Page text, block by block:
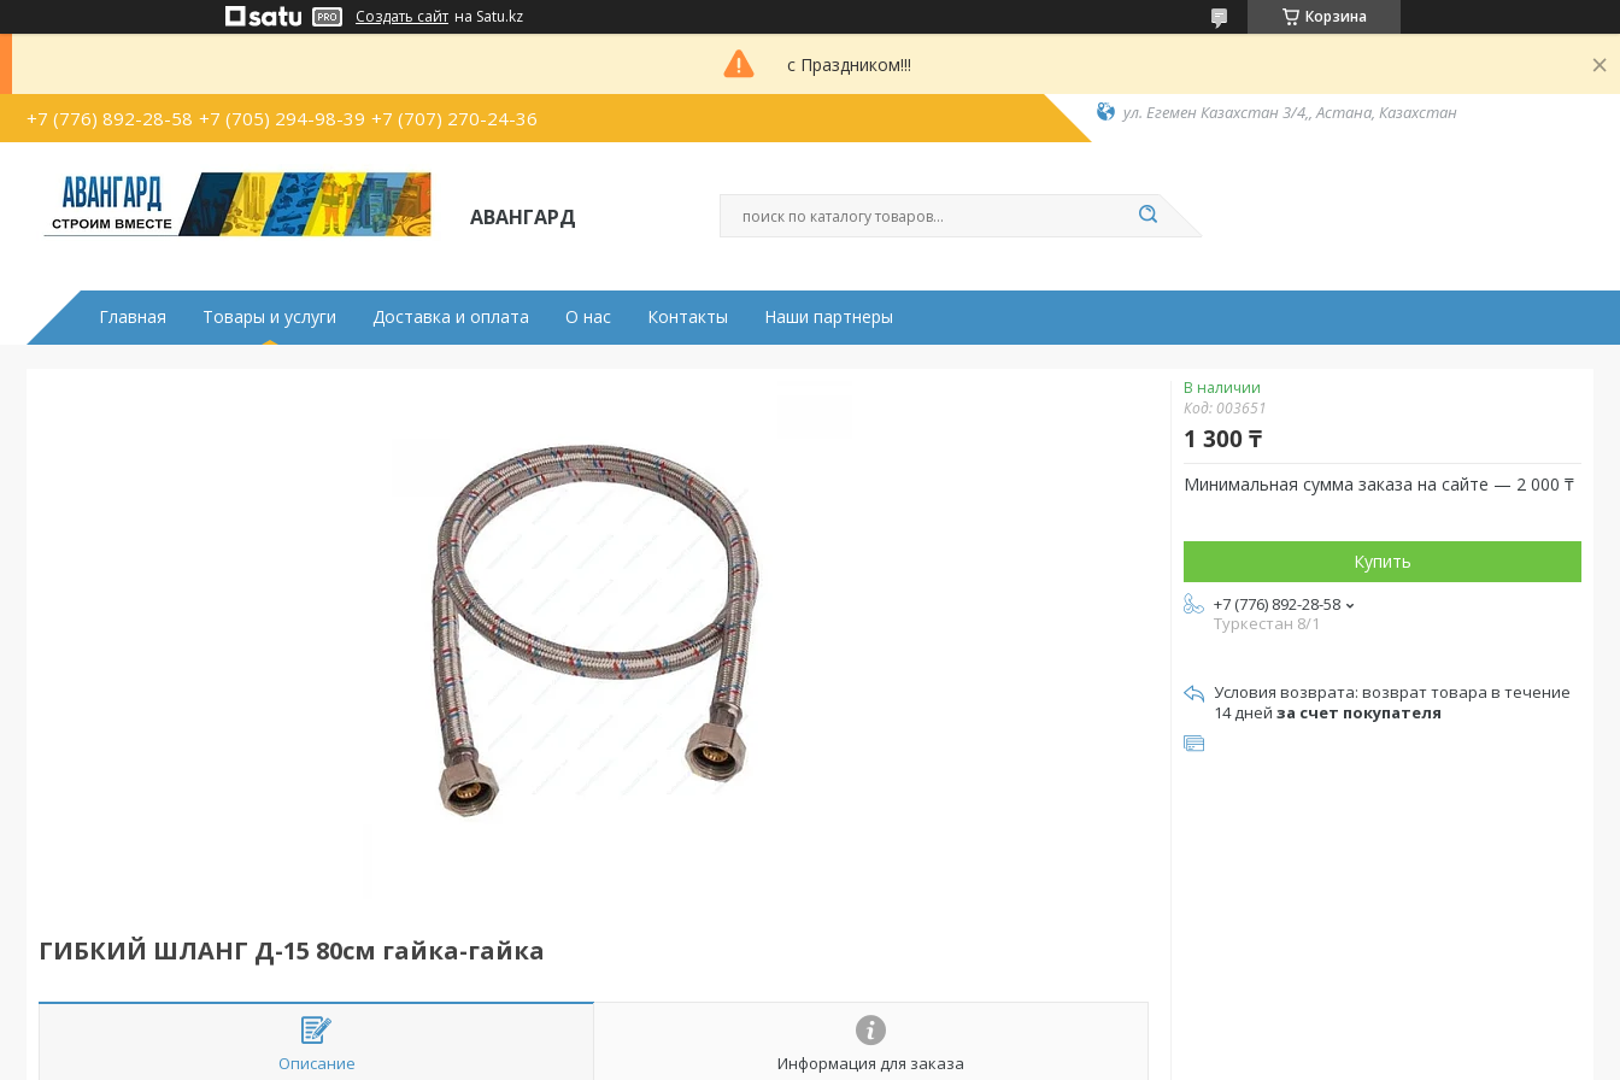
Создать сайт на Satu.kz Корзина
с Праздником!!!
+7 (776) 892-28-58 +7 (705) 294-98-39 +7 (707) 270-24-36 ул. Егемен Казахстан 3/4,, Астана, Казахстан
АВАНГАРД
Главная Товары и услуги Доставка и оплата О нас Контакты Наши партнеры
ГИБКИЙ ШЛАНГ Д-15 80см гайка-гайка
Описание Информация для заказа
В наличии
Код: 003651
1 300 ₸
Минимальная сумма заказа на сайте — 2 000 ₸
Купить
+7 (776) 892-28-58
Туркестан 8/1
возврат товара в течение
14 дней за счет покупателя